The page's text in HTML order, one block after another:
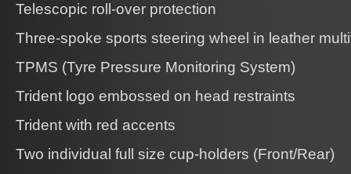
Telescopic roll-over protection
Three-spoke sports steering wheel in leather
TPMS (Tyre Pressure Monitoring System)
Trident logo embossed on head restraints
Trident with red accents
Two individual full size cup-holders (Front/Rear)